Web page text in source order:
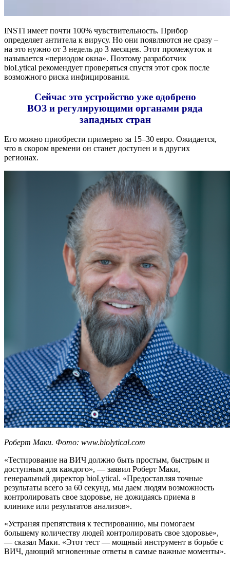
INSTI имеет почти 100% чувствительность. Прибор
определяет антитела к вирусу. Но они появляются не сразу –
на это нужно от 3 недель до 3 месяцев. Этот промежуток и
называется «периодом окна». Поэтому разработчик
bioLytical рекомендует проверяться спустя этот срок после
возможного риска инфицирования.
Сейчас это устройство уже одобрено
ВОЗ и регулирующими органами ряда
западных стран
Его можно приобрести примерно за 15–30 евро. Ожидается,
что в скором времени он станет доступен и в других
регионах.
Роберт Маки. Фото: www.biolytical.com
«Тестирование на ВИЧ должно быть простым, быстрым и
доступным для каждого», — заявил Роберт Маки,
генеральный директор bioLytical. «Предоставляя точные
результаты всего за 60 секунд, мы даем людям возможность
контролировать свое здоровье, не дожидаясь приема в
клинике или результатов анализов».
«Устраняя препятствия к тестированию, мы помогаем
большему количеству людей контролировать свое здоровье»,
— сказал Маки. «Этот тест — мощный инструмент в борьбе с
ВИЧ, дающий мгновенные ответы в самые важные моменты».